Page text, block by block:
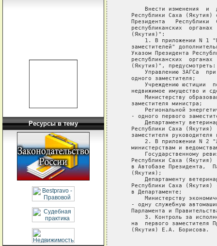
Ресурсы в тему
Внести изменения  и
Республики Саха (Якутия)
Президента   Республики
республиканских  органах
   (Якутия)":
1. В приложении N 1
заместителей"
Указом Президента
республиканских  органах
   (Якутия)", предусмотреть:
Управлению ЗАГСа
   одного заместителя;
Учреждению юстиции
недвижимое имущество и
Министерству
   заместителя министра;
Региональной
- одного первого
Департаменту
Республики Саха (Якутия)
заместителя руководителя
2. В приложении N 2
министерствам и
Государственному
Республики Саха (Якутия)
в Автобазе Президента,
   (Якутия);
Департаменту
Республики Саха (Якутия)
   в Департаменте;
Министерству
- одну служебную
Парламента и
3. Контроль за
на  первого заместителя
   (Якутия) Е.А. Борисова.